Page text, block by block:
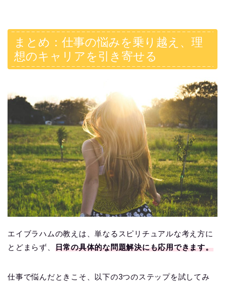
まとめ：仕事の悩みを乗り越え、理
想のキャリアを引き寄せる
エイブラハムの教えは、単なるスピリチュアルな考え方に
とどまらず、 日常の具体的な問題解決にも応用できます。
仕事で悩んだときこそ、以下の3つのステップを試してみ